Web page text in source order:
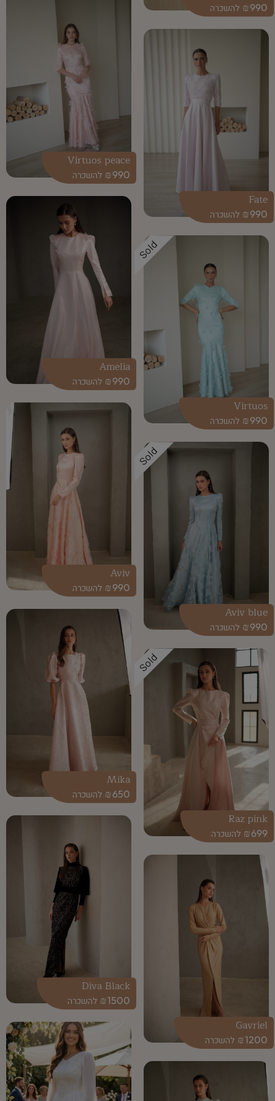
990
₪
990
₪
Fate
990
₪
Virtuos peace
Sold
990
₪
Virtuos
990
₪
Amelia
Sold
990
₪
Aviv blue
990
₪
Aviv
Sold
699
₪
Raz pink
650
₪
Mika
1200
₪
Gavriel
1500
₪
Diva Black